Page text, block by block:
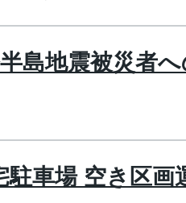
島地震被災者
駐車場 空き区画